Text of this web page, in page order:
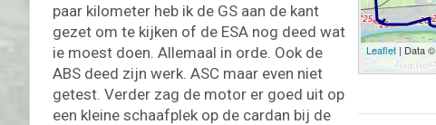
Leaflet| Data ©
paar kilometer heb ik de GS aan de kant
gezet om te kijken of de ESA nog deed wat
ie moest doen. Allemaal in orde. Ook de
ABS deed zijn werk. ASC maar even niet
getest. Verder zag de motor er goed uit op
een kleine schaafplek op de cardan bij de